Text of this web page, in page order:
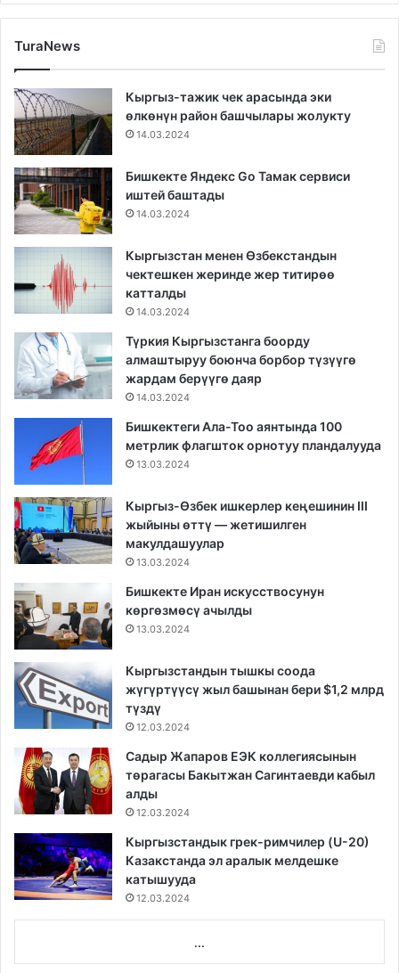
TuraNews
Кыргыз-тажик чек арасында эки
өлкөнүн район башчылары жолукту
14.03.2024
Бишкекте Яндекс Go Тамак сервиси
иштей баштады
14.03.2024
Кыргызстан менен Өзбекстандын
чектешкен жеринде жер титирөө
катталды
14.03.2024
Түркия Кыргызстанга боорду
алмаштыруу боюнча борбор түзүүгө
жардам берүүгө даяр
14.03.2024
Бишкектеги Ала-Тоо аянтында 100
метрлик флагшток орнотуу пландалууда
13.03.2024
Кыргыз-Өзбек ишкерлер кеңешинин III
жыйыны өттү — жетишилген
макулдашуулар
13.03.2024
Бишкекте Иран искусствосунун
көргөзмөсү ачылды
13.03.2024
Кыргызстандын тышкы соода
жүгүртүүсү жыл башынан бери $1,2 млрд
түздү
12.03.2024
Садыр Жапаров ЕЭК коллегиясынын
төрагасы Бакытжан Сагинтаевди кабыл
алды
12.03.2024
Кыргызстандык грек-римчилер (U-20)
Казакстанда эл аралык мелдешке
катышууда
12.03.2024
...